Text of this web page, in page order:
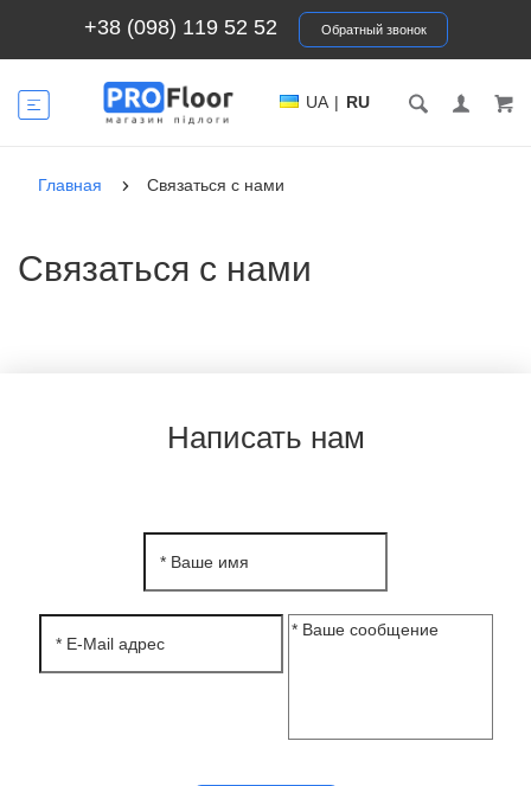
+38 (098) 119 52 52 Обратный звонок
UA | RU
Главная Связаться с нами
Связаться с нами
Написать нам